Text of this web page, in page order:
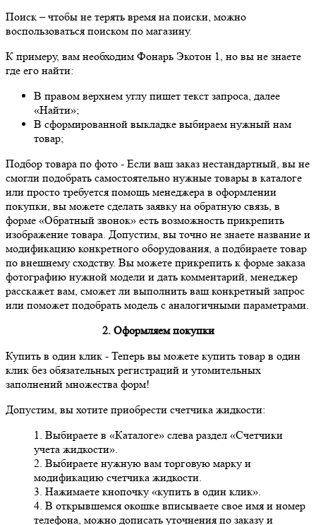
Поиск– чтобы не терять время на поиски, можно
воспользоваться поиском по магазину.
К примеру, вам необходим Фонарь Экотон 1, но вы не знаете
где его найти:
В правом верхнем углу пишет текст запроса, далее
«Найти»;
В сформированной выкладке выбираем нужный нам
товар;
Подбор товара по фото - Если ваш заказ нестандартный, вы не
смогли подобрать самостоятельно нужные товары в каталоге
или просто требуется помощь менеджера в оформлении
покупки, вы можете сделать заявку на обратную связь, в
форме «Обратный звонок» есть возможность прикрепить
изображение товара. Допустим, вы точно не знаете название и
модификацию конкретного оборудования, а подбираете товар
по внешнему сходству. Вы можете прикрепить к форме заказа
фотографию нужной модели и дать комментарий, менеджер
расскажет вам, сможет ли выполнить ваш конкретный запрос
или поможет подобрать модель с аналогичными параметрами.
2. Оформляем покупки
Купить в один клик - Теперь вы можете купить товар в один
клик без обязательных регистраций и утомительных
заполнений множества форм!
Допустим, вы хотите приобрести счетчика жидкости:
1. Выбираете в «Каталоге» слева раздел «Счетчики
учета жидкости».
2. Выбираете нужную вам торговую марку и
модификацию счетчика жидкости.
3. Нажимаете кнопочку «купить в один клик».
4. В открывшемся окошке вписываете свое имя и номер
телефона, можно дописать уточнения по заказу и